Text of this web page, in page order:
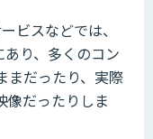
ビスなどでは、
り、多くのコン
まだったり、実際
像だったりしま